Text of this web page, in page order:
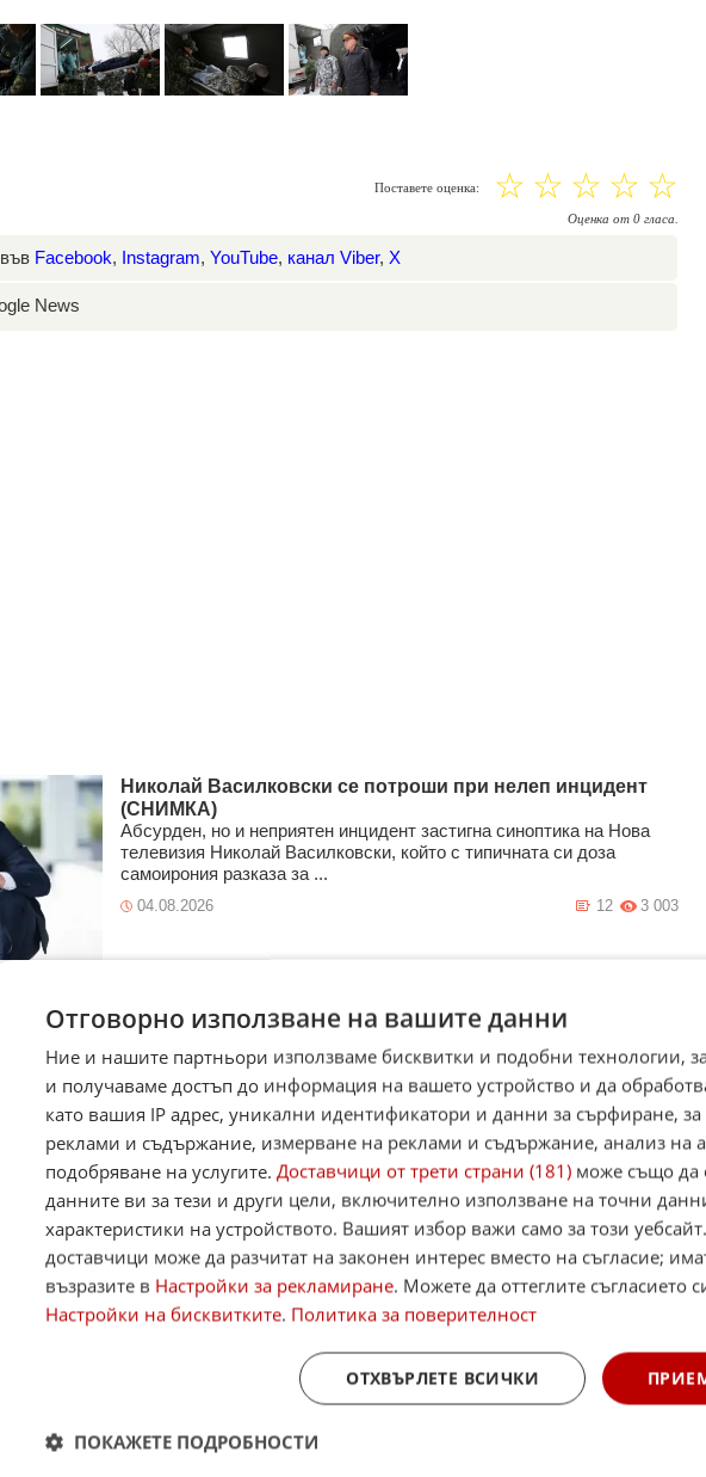
Поставете оценка: ☆
☆
☆
☆
☆
Оценка от 0гласа.
Facebook, Instagram, YouTube, канал Viber, X
News
Николай Василковски се потроши при нелеп инцидент
(СНИМКА)
Абсурден, но и неприятен инцидент застигна синоптика на Нова
телевизия Николай Василковски, който с типичната си доза
самоирония разказа за ...
04.08.2026 3 003
12
тежък инцидент
Самотното планинарство носи несравнимо ус ...
2 136
Мечка умря от токов удар, след като се покатери на
електрически стълб (ВИДЕО)
Мечка загина от токов удар, след като се покатери на
електрически стълб в селски район на американския щат Ню
Мексико. Необичайният инциден ...
Неприятна случка обърка плановете на Галена часове преди едно
Отговорно използване на вашите данни
Ние и нашите партньори използваме бисквитки и подобни технологии,
и получаваме достъп до информация на вашето устройство и да
като вашия IP адрес, уникални идентификатори и данни за сърфиране,
реклами и съдържание, измерване на реклами и съдържание, анализ на
подобряване на услугите. Доставчици от трети страни (181) може също да
данните ви за тези и други цели, включително използване на точни
характеристики на устройството. Вашият избор важи само за този
доставчици може да разчитат на законен интерес вместо на съгласие;
възразите в Настройки за рекламиране. Можете да оттеглите съгласието
Настройки на бисквитките. Политика за поверителност
ОТХВЪРЛЕТЕ ВСИЧКИ
ПОКАЖЕТЕ ПОДРОБНОСТИ